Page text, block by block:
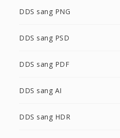
DDS sang PNG
DDS sang PSD
DDS sang PDF
DDS sang AI
DDS sang HDR